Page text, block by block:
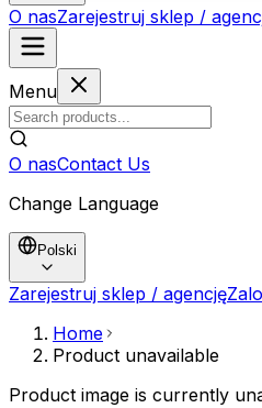
O nasZarejestruj sklep /
Menu
O nasContact Us
Change Language
Polski
Zarejestruj sklep / agencję
Home
Product unavailable
Product image is currently